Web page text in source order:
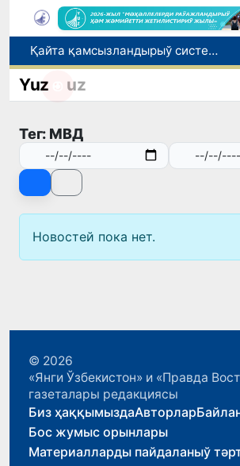
Қайта қамсызландырыў системасы тез раўажланып атырған Өзбекстан экономикасы ушын не береди?
Ташкент аўыр атлетика бойынша Азия чемпионатына таярланбақта
Елимиз дөретиўшилери өз кәсиби ҳәм мийнети менен мақтанады
Yuz uz
Тег: МВД
Новостей пока нет.
© 2026
«Янги Ўзбекистон» и «Правда
газеталары редакциясы
Биз ҳаққымыздаАвторлар
Бос жумыс орынлары
Материалларды пайдаланыў